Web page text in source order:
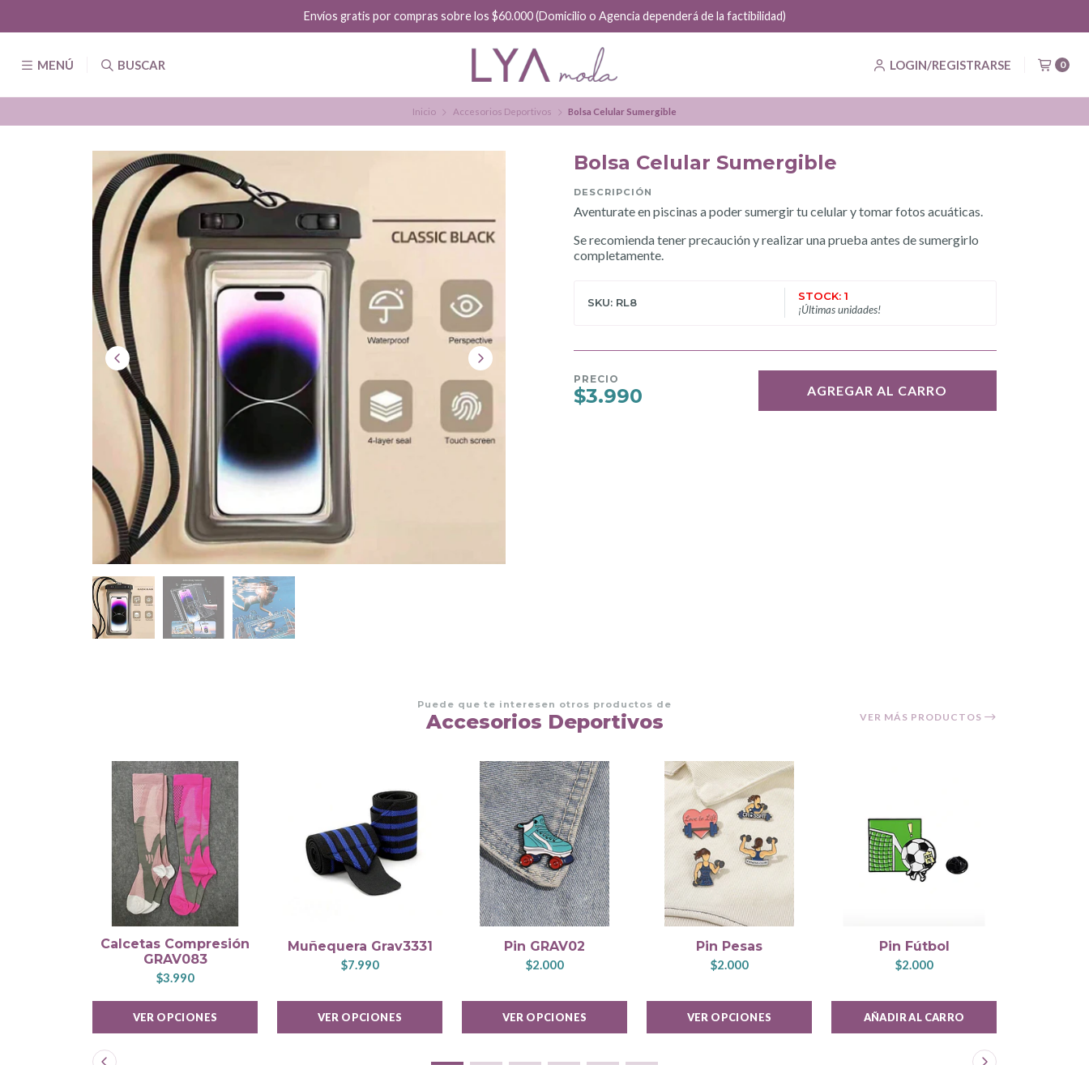
MENÚ BUSCAR LOGIN/REGISTRARSE 0
Envíos gratis por compras sobre los $60.000 (Domicilio o Agencia dependerá de la factibilidad)
Inicio Accesorios Deportivos Bolsa Celular Sumergible
Bolsa Celular Sumergible
DESCRIPCIÓN
Aventurate en piscinas a poder sumergir tu celular y tomar fotos acuáticas.
Se recomienda tener precaución y realizar una prueba antes de sumergirlo
completamente.
SKU: RL8
STOCK: 1
¡Últimas unidades!
PRECIO
$3.990 AGREGAR AL CARRO
Puede que te interesen otros productos de
Accesorios Deportivos VER MÁS PRODUCTOS
Calcetas Compresión
GRAV083
$3.990
VER OPCIONES
Muñequera Grav3331
$7.990
VER OPCIONES
Pin GRAV02
$2.000
VER OPCIONES
Pin Pesas
$2.000
VER OPCIONES
Pin Fútbol
$2.000
AÑADIR AL CARRO